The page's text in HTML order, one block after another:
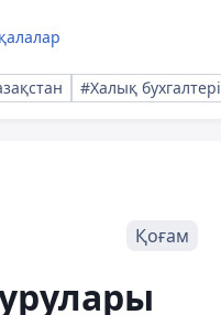
#Халық бухгалтері
Қоғам